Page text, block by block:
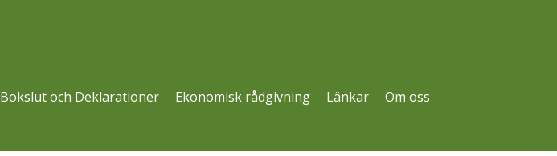
Bokslut och Deklarationer Ekonomisk rådgivning Länkar
Om oss